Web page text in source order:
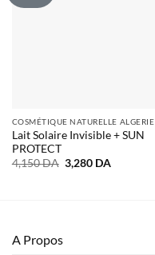
COSMÉTIQUE NATURELLE ALGERIE
Lait Solaire Invisible + SUN
PROTECT
4,150DA Le
prix
3,280 DALe
A Propos